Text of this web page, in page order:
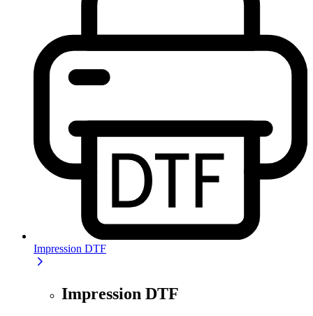
Impression DTF
Impression DTF